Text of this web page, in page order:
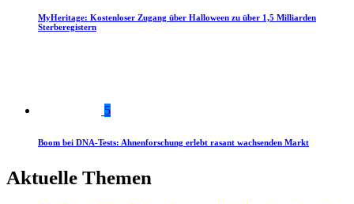
MyHeritage: Kostenloser Zugang über Halloween zu über 1,5 Milliarden
Sterberegistern
5
Boom bei DNA-Tests: Ahnenforschung erlebt rasant wachsenden Markt
Aktuelle Themen